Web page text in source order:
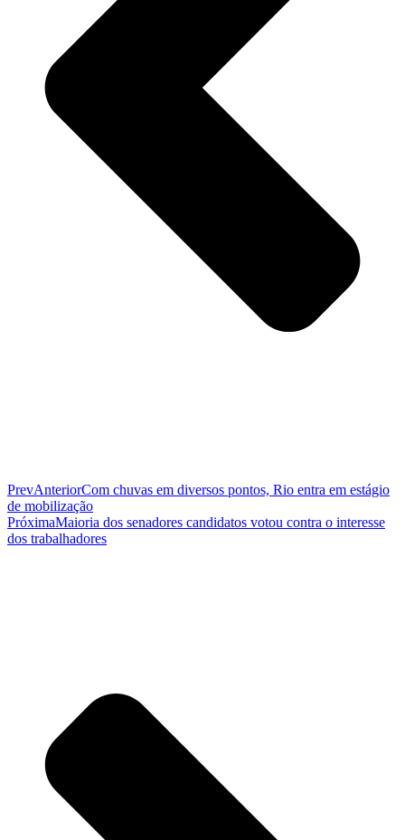
PrevAnteriorCom chuvas em diversos pontos, Rio entra em estágio
de mobilização
PróximaMaioria dos senadores candidatos votou contra o interesse
dos trabalhadores